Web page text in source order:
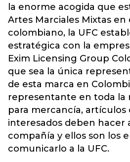
la enorme acogida que
Artes Marciales Mixtas en
colombiano, la UFC
estratégica con la
Exim Licensing Group
que sea la única
de esta marca en
representante en toda la
para mercancía, artículos
interesados deben hacer
compañía y ellos son los
comunicarlo a la UFC.